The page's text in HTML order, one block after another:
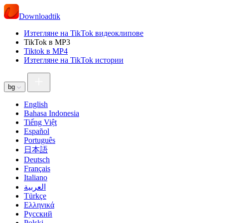
Downloadtik
Изтегляне на TikTok видеоклипове
TikTok в MP3
Tiktok в MP4
Изтегляне на TikTok истории
bg
English
Bahasa Indonesia
Tiếng Việt
Español
Português
日本語
Deutsch
Français
Italiano
العربية
Türkçe
Ελληνικά
Русский